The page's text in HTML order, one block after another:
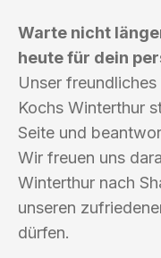
Warte nicht
heute für dein
Unser
Kochs Winterthur
Seite und
Wir freuen uns
Winterthur nach
unseren
dürfen.